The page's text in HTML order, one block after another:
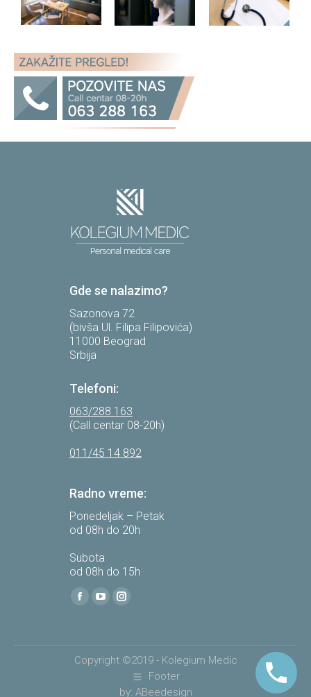
Gde se nalazimo?
Sazonova 72
(bivša Ul. Filipa Filipovića)
11000 Beograd
Srbija
Telefoni:
063/288 163
(Call centar 08-20h)
011/45 14 892
Radno vreme:
Ponedeljak – Petak
od 08h do 20h
Subota
od 08h do 15h
Find us on:
Facebook
in
YouTube
in
Instagram
in
new
Copyright ©2019 - Kolegium Medic
Footer
by: ABeedesign